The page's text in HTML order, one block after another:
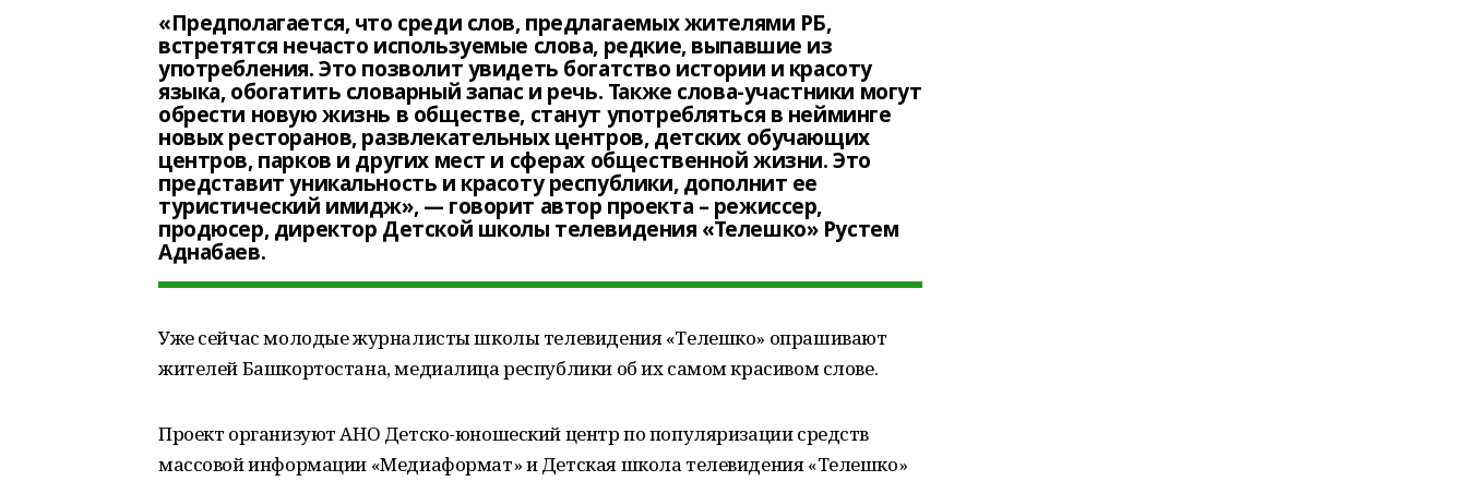
«Предполагается, что среди слов, предлагаемых жителями РБ,
встретятся нечасто используемые слова, редкие, выпавшие из
употребления. Это позволит увидеть богатство истории и красоту
языка, обогатить словарный запас и речь. Также слова-участники могут
обрести новую жизнь в обществе, станут употребляться в нейминге
новых ресторанов, развлекательных центров, детских обучающих
центров, парков и других мест и сферах общественной жизни. Это
представит уникальность и красоту республики, дополнит ее
туристический имидж», — говорит автор проекта – режиссер,
продюсер, директор Детской школы телевидения «Телешко» Рустем
Аднабаев.
Уже сейчас молодые журналисты школы телевидения «Телешко» опрашивают
жителей Башкортостана, медиалица республики об их самом красивом слове.
Проект организуют АНО Детско-юношеский центр по популяризации средств
массовой информации «Медиаформат» и Детская школа телевидения «Телешко»